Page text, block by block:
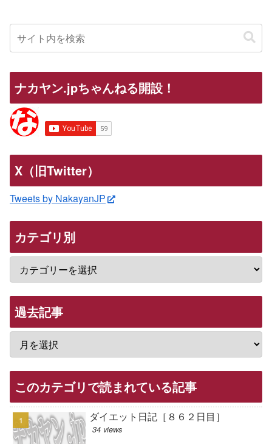
ナカヤン.jpちゃんねる開設！
X（旧Twitter）
Tweets by NakayanJP
カテゴリ別
過去記事
このカテゴリで読まれている記事
ダイエット日記［８６２日目］
34 views